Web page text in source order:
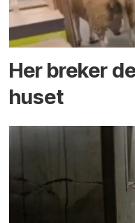
Her breker
huset